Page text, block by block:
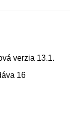
verzia 13.1.
16